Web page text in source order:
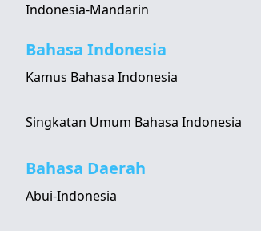
Indonesia-Mandarin
Bahasa Indonesia
Kamus Bahasa Indonesia
Singkatan Umum Bahasa Indonesia
Bahasa Daerah
Abui-Indonesia